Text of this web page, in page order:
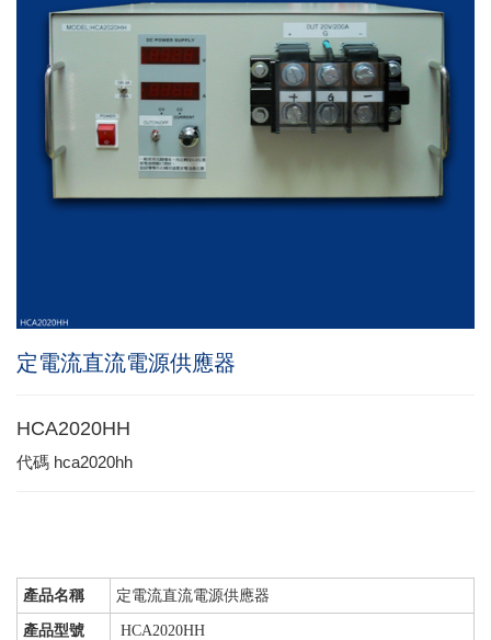
定電流直流電源供應器
HCA2020HH
代碼 hca2020hh
產品名稱 定電流直流電源供應器
產品型號 HCA2020HH